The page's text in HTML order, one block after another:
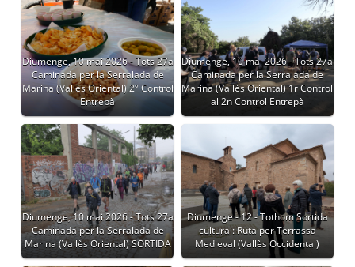
Diumenge, 10 mai 2026 - Tots 27a
Caminada per la Serralada de
Marina (Vallès Oriental) 2º Control
Entrepà
Diumenge, 10 mai 2026 - Tots 27a
Caminada per la Serralada de
Marina (Vallès Oriental) 1r Control
al 2n Control Entrepà
Diumenge, 10 mai 2026 - Tots 27a
Caminada per la Serralada de
Marina (Vallès Oriental) SORTIDA
Diumenge - 12 - Tothom Sortida
cultural: Ruta per Terrassa
Medieval (Vallès Occidental)